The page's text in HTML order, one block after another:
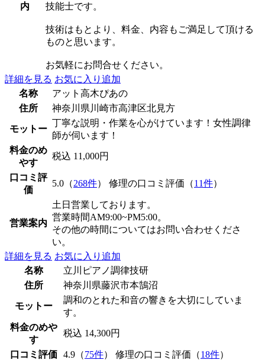
内
技能士です。
技術はもとより、料金、内容もご満足して頂ける
ものと思います。
お気軽にお問合せください。
詳細を見る お気に入り追加
名称
アット高木ぴあの
住所
神奈川県川崎市高津区北見方
モットー
丁寧な説明・作業を心がけています！女性調律
師が伺います！
料金のめ
やす
税込 11,000円
口コミ評
価
5.0（268件） 修理の口コミ評価（11件）
営業案内
土日営業しております。
営業時間AM9:00~PM5:00。
その他の時間についてはお問い合わせくださ
い。
詳細を見る お気に入り追加
名称
立川ピアノ調律技研
住所
神奈川県藤沢市本鵠沼
モットー
調和のとれた和音の響きを大切にしていま
す。
料金のめや
す
税込 14,300円
口コミ評価 4.9（75件） 修理の口コミ評価（18件）